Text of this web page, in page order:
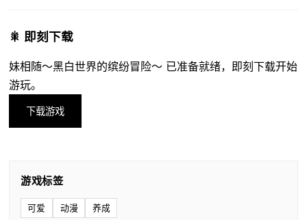
🎇 即刻下载
妹相随～黑白世界的缤纷冒险～ 已准备就绪，即刻下载开始
游玩。
下载游戏
游戏标签
可爱 动漫 养成